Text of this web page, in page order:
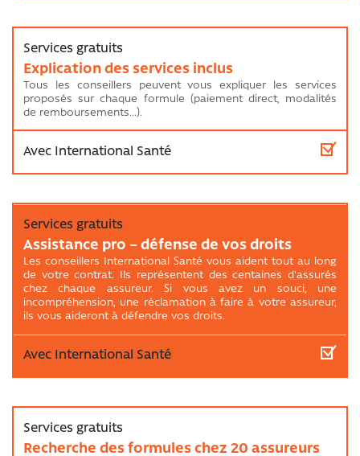
Explication des services inclus
Tous les conseillers peuvent vous expliquer les services
proposés sur chaque formule (paiement direct, modalités
de remboursements...).
Assistance pro − défense de vos droits
Les conseillers International Santé vous aident tout au long
de votre contrat. Ils représentent des centaines d'assurés
chez chaque assureur. Si vous avez un souci, une
incompréhension, une réclamation à faire à votre assureur,
ils vous aideront à défendre vos droits.
Recherche des formules chez 20 assureurs